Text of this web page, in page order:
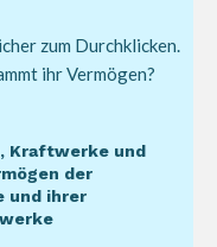
zum Durchklicken.
ihr Vermögen?
Kraftwerke und
der
und ihrer